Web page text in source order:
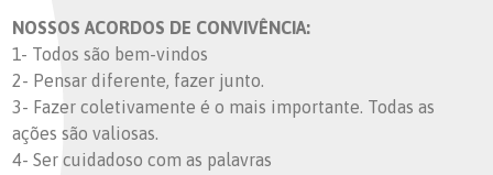
NOSSOS ACORDOS DE CONVIVÊNCIA:
1- Todos são bem-vindos
2- Pensar diferente, fazer junto.
3- Fazer coletivamente é o mais importante. Todas as
ações são valiosas.
4- Ser cuidadoso com as palavras